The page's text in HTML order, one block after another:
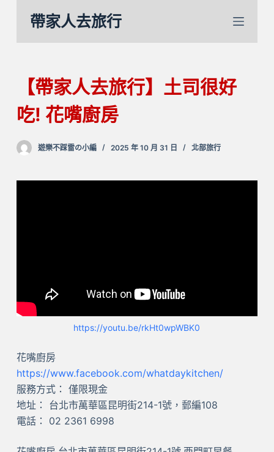
帶家人去旅行
【帶家人去旅行】土司很好
吃! 花嘴廚房
遊樂不踩雷の小編 2025 年 10 月 31 日 北部旅行
https://youtu.be/rkHt0wpWBK0
花嘴廚房
https://www.facebook.com/whatdaykitchen/
服務方式： 僅限現金
地址： 台北市萬華區昆明街214-1號，郵編108
電話： 02 2361 6998